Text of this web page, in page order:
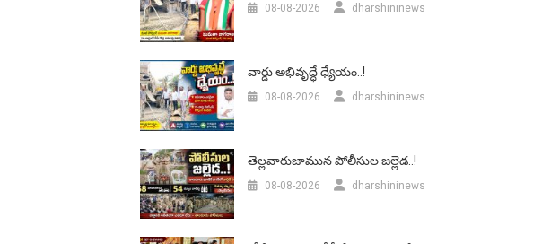
08-08-2026 dharshininews
వార్డు అభివృద్ధే ధ్యేయం..!
08-08-2026 dharshininews
తెల్లవారుజామున పోలీసుల జల్లెడ..!
08-08-2026 dharshininews